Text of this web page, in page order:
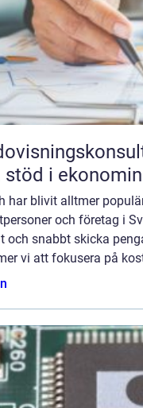
i
stöd i ekonomin
har blivit alltmer
och företag i
och snabbt skicka
vi att fokusera på